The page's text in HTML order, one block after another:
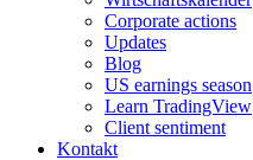
Corporate actions
Updates
Blog
US earnings season
Learn TradingView
Client sentiment
Kontakt